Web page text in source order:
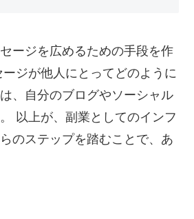
ージを広めるための手段を作
ジが他人にとってどのように
、自分のブログやソーシャル
以上が、副業としてのインフ
のステップを踏むことで、あ